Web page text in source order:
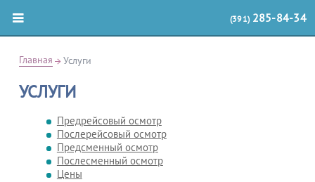
(391) 285-84-34
Главная Услуги
УСЛУГИ
Предрейсовый осмотр
Послерейсовый осмотр
Предсменный осмотр
Послесменный осмотр
Цены